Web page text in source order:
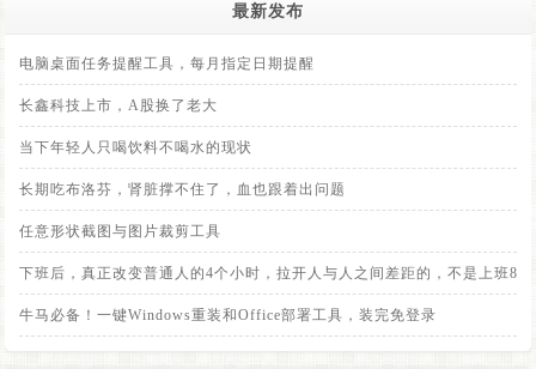
最新发布
电脑桌面任务提醒工具，每月指定日期提醒
长鑫科技上市，A股换了老大
当下年轻人只喝饮料不喝水的现状
长期吃布洛芬，肾脏撑不住了，血也跟着出问题
任意形状截图与图片裁剪工具
下班后，真正改变普通人的4个小时，拉开人与人之间差距的，不是上班8
牛马必备！一键Windows重装和Office部署工具，装完免登录